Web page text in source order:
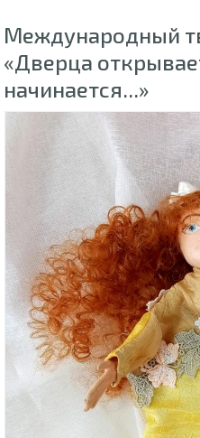
Международный
«Дверца
начинается...»